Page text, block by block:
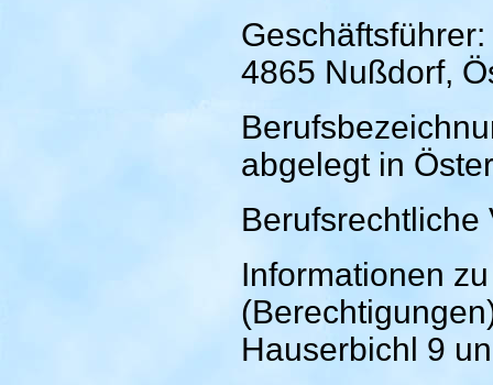
4865 Nußdorf,
abgelegt in
Berufsrechtliche
Informationen
Hauserbichl 9